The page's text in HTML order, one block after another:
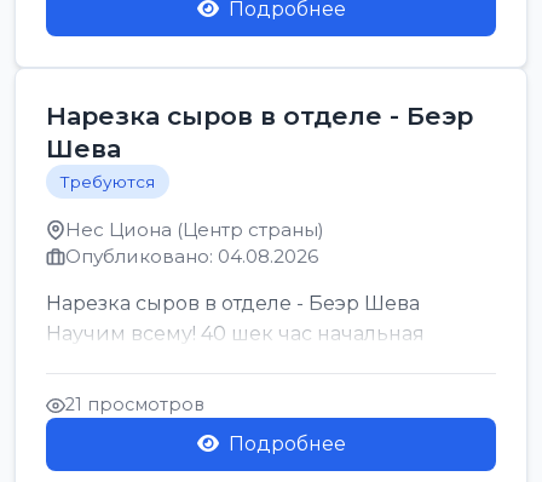
Подробнее
Нарезка сыров в отделе - Беэр
Шева
Требуются
Нес Циона (Центр страны)
Опубликовано: 04.08.2026
Нарезка сыров в отделе - Беэр Шева
Научим всему! 40 шек час начальная
21 просмотров
Подробнее